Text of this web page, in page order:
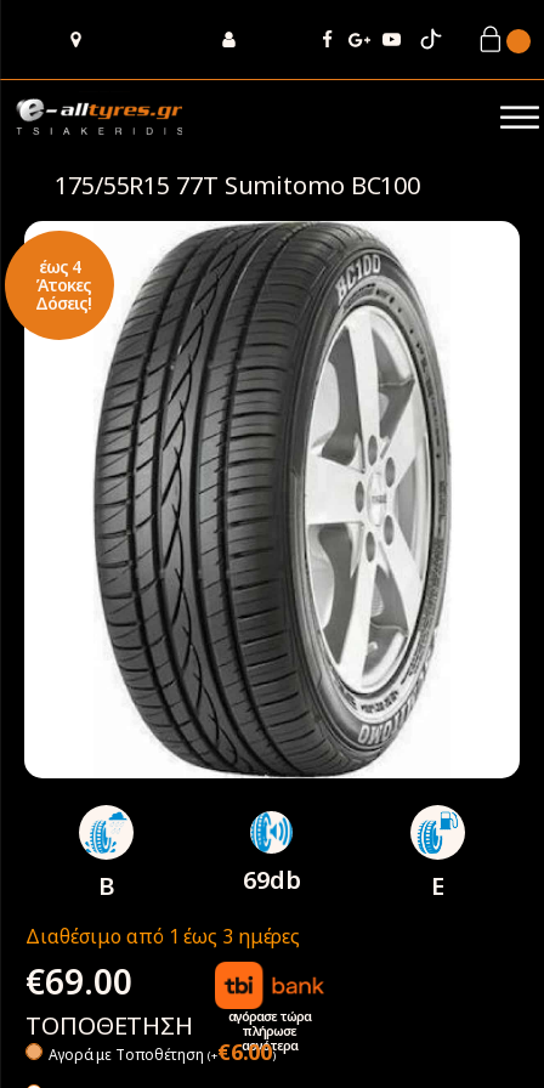
175/55R15 77T Sumitomo BC100
έως 4
Άτοκες
Δόσεις!
B 69db E
Διαθέσιμο από 1 έως 3 ημέρες
€69.00
αγόρασε τώρα
πλήρωσε
αργότερα
ΤΟΠΟΘΕΤΗΣΗ
Αγορά με Tοποθέτηση (+€6.00)